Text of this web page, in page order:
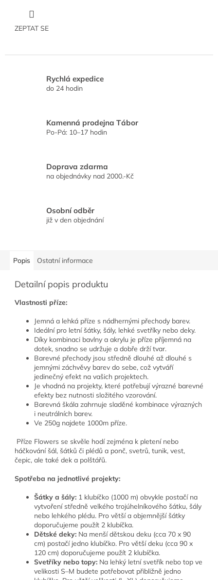
ZEPTAT SE
Rychlá expedice
do 24 hodin
Kamenná prodejna Tábor
Po-Pá: 10–17 hodin
Doprava zdarma
na objednávky nad 2000.-Kč
Osobní odběr
již v den objednání
Popis Ostatní informace
Detailní popis produktu
Vlastnosti příze:
Jemná a lehká příze s nádhernými přechody barev.
Ideální pro letní šátky, šály, lehké svetříky nebo deky.
Díky kombinaci bavlny a akrylu je příze příjemná na
dotek, snadno se udržuje a dobře drží tvar.
Barevné přechody jsou středně dlouhé až dlouhé s
jemnými záchvěvy barev do sebe, což vytváří
jedinečný efekt na vašich projektech.
Je vhodná na projekty, které potřebují výrazné barevné
efekty bez nutnosti složitého vzorování.
Barevná škála zahrnuje sladěné kombinace výrazných
i neutrálních barev.
Ve 250g najdete 1000m příze.
Příze Flowers se skvěle hodí zejména k pletení nebo
háčkování šál, šátků či plédů a ponč, svetrů, tunik, vest,
čepic, ale také dek a polštářů.
Spotřeba na jednotlivé projekty:
Šátky a šály: 1 klubíčko (1000 m) obvykle postačí na
vytvoření středně velkého trojúhelníkového šátku, šály
nebo lehkého plédu. Pro větší a objemnější šátky
doporučujeme použít 2 klubíčka.
Dětské deky: Na menší dětskou deku (cca 70 x 90
cm) postačí jedno klubíčko. Pro větší deku (cca 90 x
120 cm) doporučujeme použít 2 klubíčka.
Svetříky nebo topy: Na lehký letní svetřík nebo top ve
velikosti S–M budete potřebovat přibližně jedno